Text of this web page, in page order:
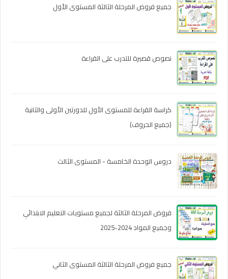
جميع فروض المرحلة الثالثة المستوى الأول
نصوص قصيرة للتدرب على القراءة
كراسة القراءة للمستوى الأول للدورتين الأولى والثانية
(جميع الحروف)
دروس الوحدة الخامسة - المستوى الثالث
فروض المرحلة الثالثة لجميع مستويات التعليم الابتدائي
وجميع المواد 2024-2025
جميع فروض المرحلة الثالثة المستوى الثاني